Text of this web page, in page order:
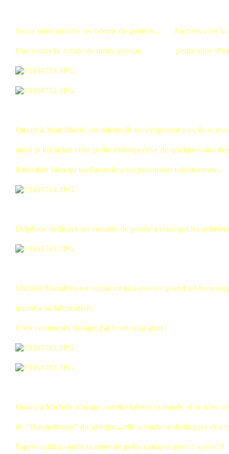
Sonia nous montre ses talents de peintre... Andrée, c'est la
Une nouvelle artiste de notre groupe. petite robe
Quant à Jean Marie, ses talents ils ne s'exposent pas, ils se
aussi je lui ai fait cette petite rétrospective de quelques uns de
il méritait bien qu'on l'associe à ces personnes talentueuses...
Delphine dédicace ses recueils de poésie à ceux qui les
Michèle Escudéro est venue en taxi avec ce grand tableau
quant à sa fabrication;
C'est comme un tissage, j'ai beaucoup aimé!
Quant à Michèle n'ayant aucuns talents manuels, si ce n'est
de "Raquetteuse" du groupe....elle a voulu se distinguer et a
l'après midi à confectionner de petits canapès pour l'apèro!!!